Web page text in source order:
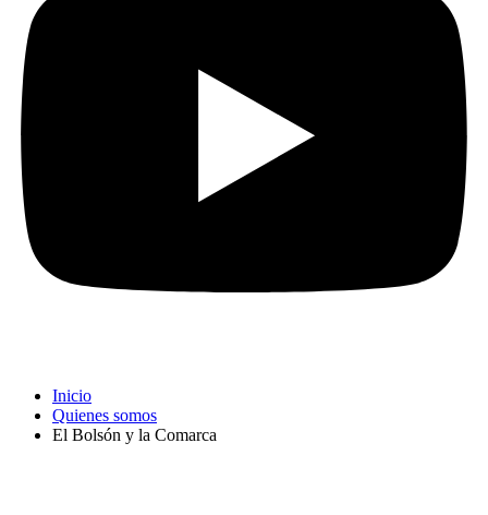
Inicio
Quienes somos
El Bolsón y la Comarca